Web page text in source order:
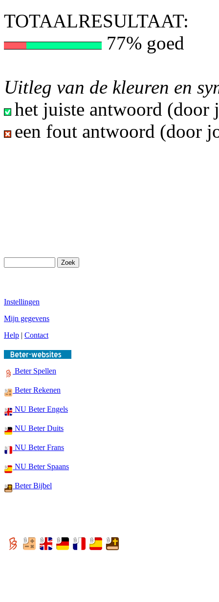
TOTAALRESULTAAT:
77% goed
Uitleg van de kleuren en
het juiste antwoord (door
een fout antwoord (door
Instellingen
Mijn gegevens
Help | Contact
Beter Spellen
Beter Rekenen
NU Beter Engels
NU Beter Duits
NU Beter Frans
NU Beter Spaans
Beter Bijbel